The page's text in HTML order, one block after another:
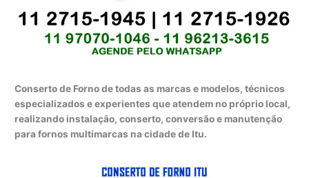
Conserto de Forno de todas as marcas e modelos, técnicos
especializados e experientes que atendem no próprio local,
realizando instalação, conserto, conversão e manutenção
para fornos multimarcas na cidade de Itu.